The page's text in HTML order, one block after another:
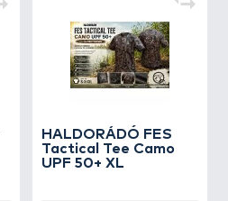
HALDORÁDÓ FES
Tactical Tee Camo
UPF 50+ XL